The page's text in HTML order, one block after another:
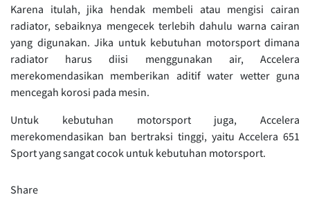
Karena itulah, jika hendak membeli atau mengisi cairan
radiator, sebaiknya mengecek terlebih dahulu warna cairan
yang digunakan. Jika untuk kebutuhan motorsport dimana
radiator harus diisi menggunakan air, Accelera
merekomendasikan memberikan aditif water wetter guna
mencegah korosi pada mesin.
Untuk kebutuhan motorsport juga, Accelera
merekomendasikan ban bertraksi tinggi, yaitu Accelera 651
Sport yang sangat cocok untuk kebutuhan motorsport.
Share